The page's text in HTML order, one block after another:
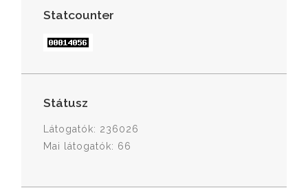
Statcounter
Státusz
Látogatók: 236026
Mai látogatók: 66